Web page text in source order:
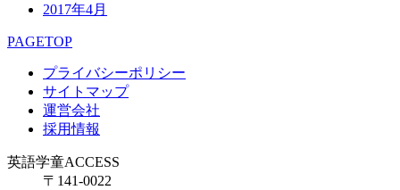
2017年4月
PAGETOP
プライバシーポリシー
サイトマップ
運営会社
採用情報
英語学童ACCESS
〒141-0022